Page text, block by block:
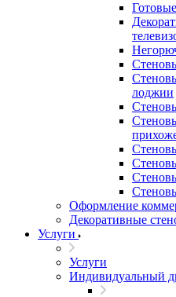
лоджии
Оформление
Декоративные
Услуги
Услуги
Индивидуальный